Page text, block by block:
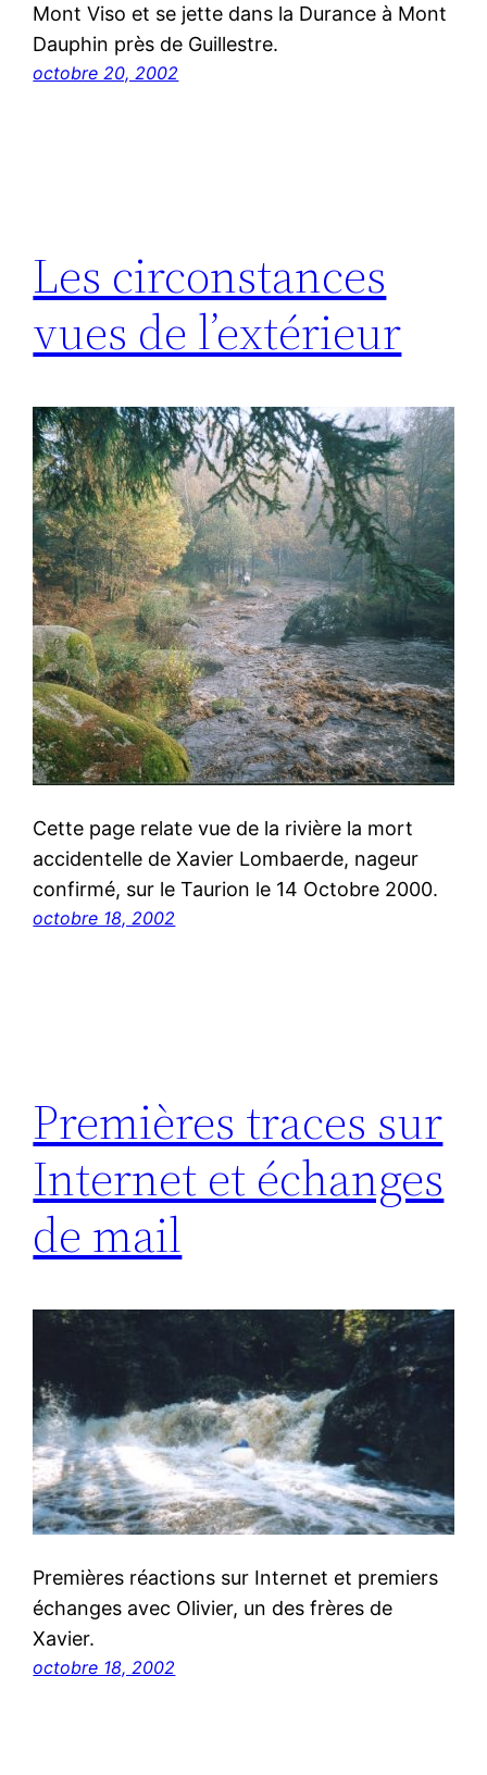
Mont Viso et se jette dans la Durance à Mont
Dauphin près de Guillestre.
octobre 20, 2002
Les circonstances
vues de l’extérieur
Cette page relate vue de la rivière la mort
accidentelle de Xavier Lombaerde, nageur
confirmé, sur le Taurion le 14 Octobre 2000.
octobre 18, 2002
Premières traces sur
Internet et échanges
de mail
Premières réactions sur Internet et premiers
échanges avec Olivier, un des frères de
Xavier.
octobre 18, 2002